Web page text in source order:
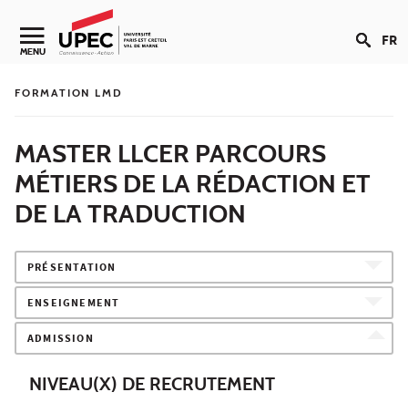
Aller au contenu
Navigation secondaire
MENU FR
FORMATION LMD
MASTER LLCER PARCOURS
MÉTIERS DE LA RÉDACTION ET
DE LA TRADUCTION
PRÉSENTATION
ENSEIGNEMENT
ADMISSION
NIVEAU(X) DE RECRUTEMENT